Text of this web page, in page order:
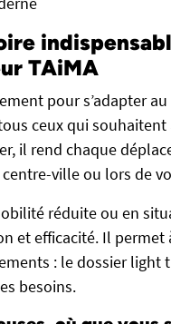
TAiMA
pour s’adapter
ceux qui
il rend chaque
ville ou lors de
réduite ou en
et efficacité. Il permet
: le dossier light
besoins.